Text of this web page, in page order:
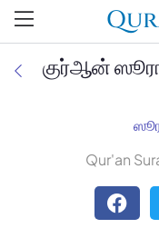
Jan Trust
Mufti Omar Sheriff
குர்ஆன்
Qur'an